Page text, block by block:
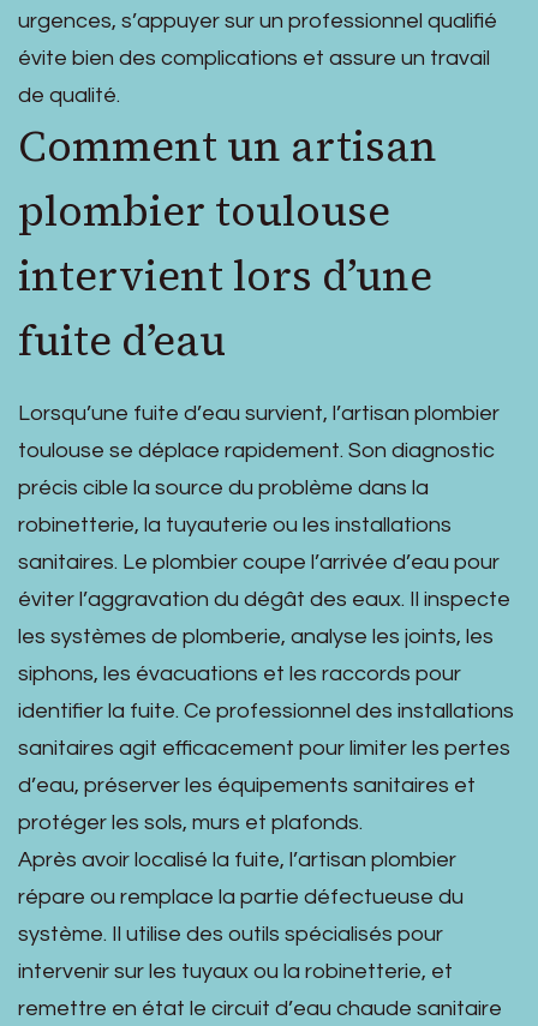
urgences, s’appuyer sur un professionnel qualifié
évite bien des complications et assure un travail
de qualité.
Comment un artisan
plombier toulouse
intervient lors d’une
fuite d’eau
Lorsqu’une fuite d’eau survient, l’artisan plombier
toulouse se déplace rapidement. Son diagnostic
précis cible la source du problème dans la
robinetterie, la tuyauterie ou les installations
sanitaires. Le plombier coupe l’arrivée d’eau pour
éviter l’aggravation du dégât des eaux. Il inspecte
les systèmes de plomberie, analyse les joints, les
siphons, les évacuations et les raccords pour
identifier la fuite. Ce professionnel des installations
sanitaires agit efficacement pour limiter les pertes
d’eau, préserver les équipements sanitaires et
protéger les sols, murs et plafonds.
Après avoir localisé la fuite, l’artisan plombier
répare ou remplace la partie défectueuse du
système. Il utilise des outils spécialisés pour
intervenir sur les tuyaux ou la robinetterie, et
remettre en état le circuit d’eau chaude sanitaire